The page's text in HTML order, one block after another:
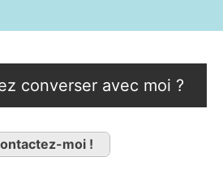
converser avec moi ?
moi !